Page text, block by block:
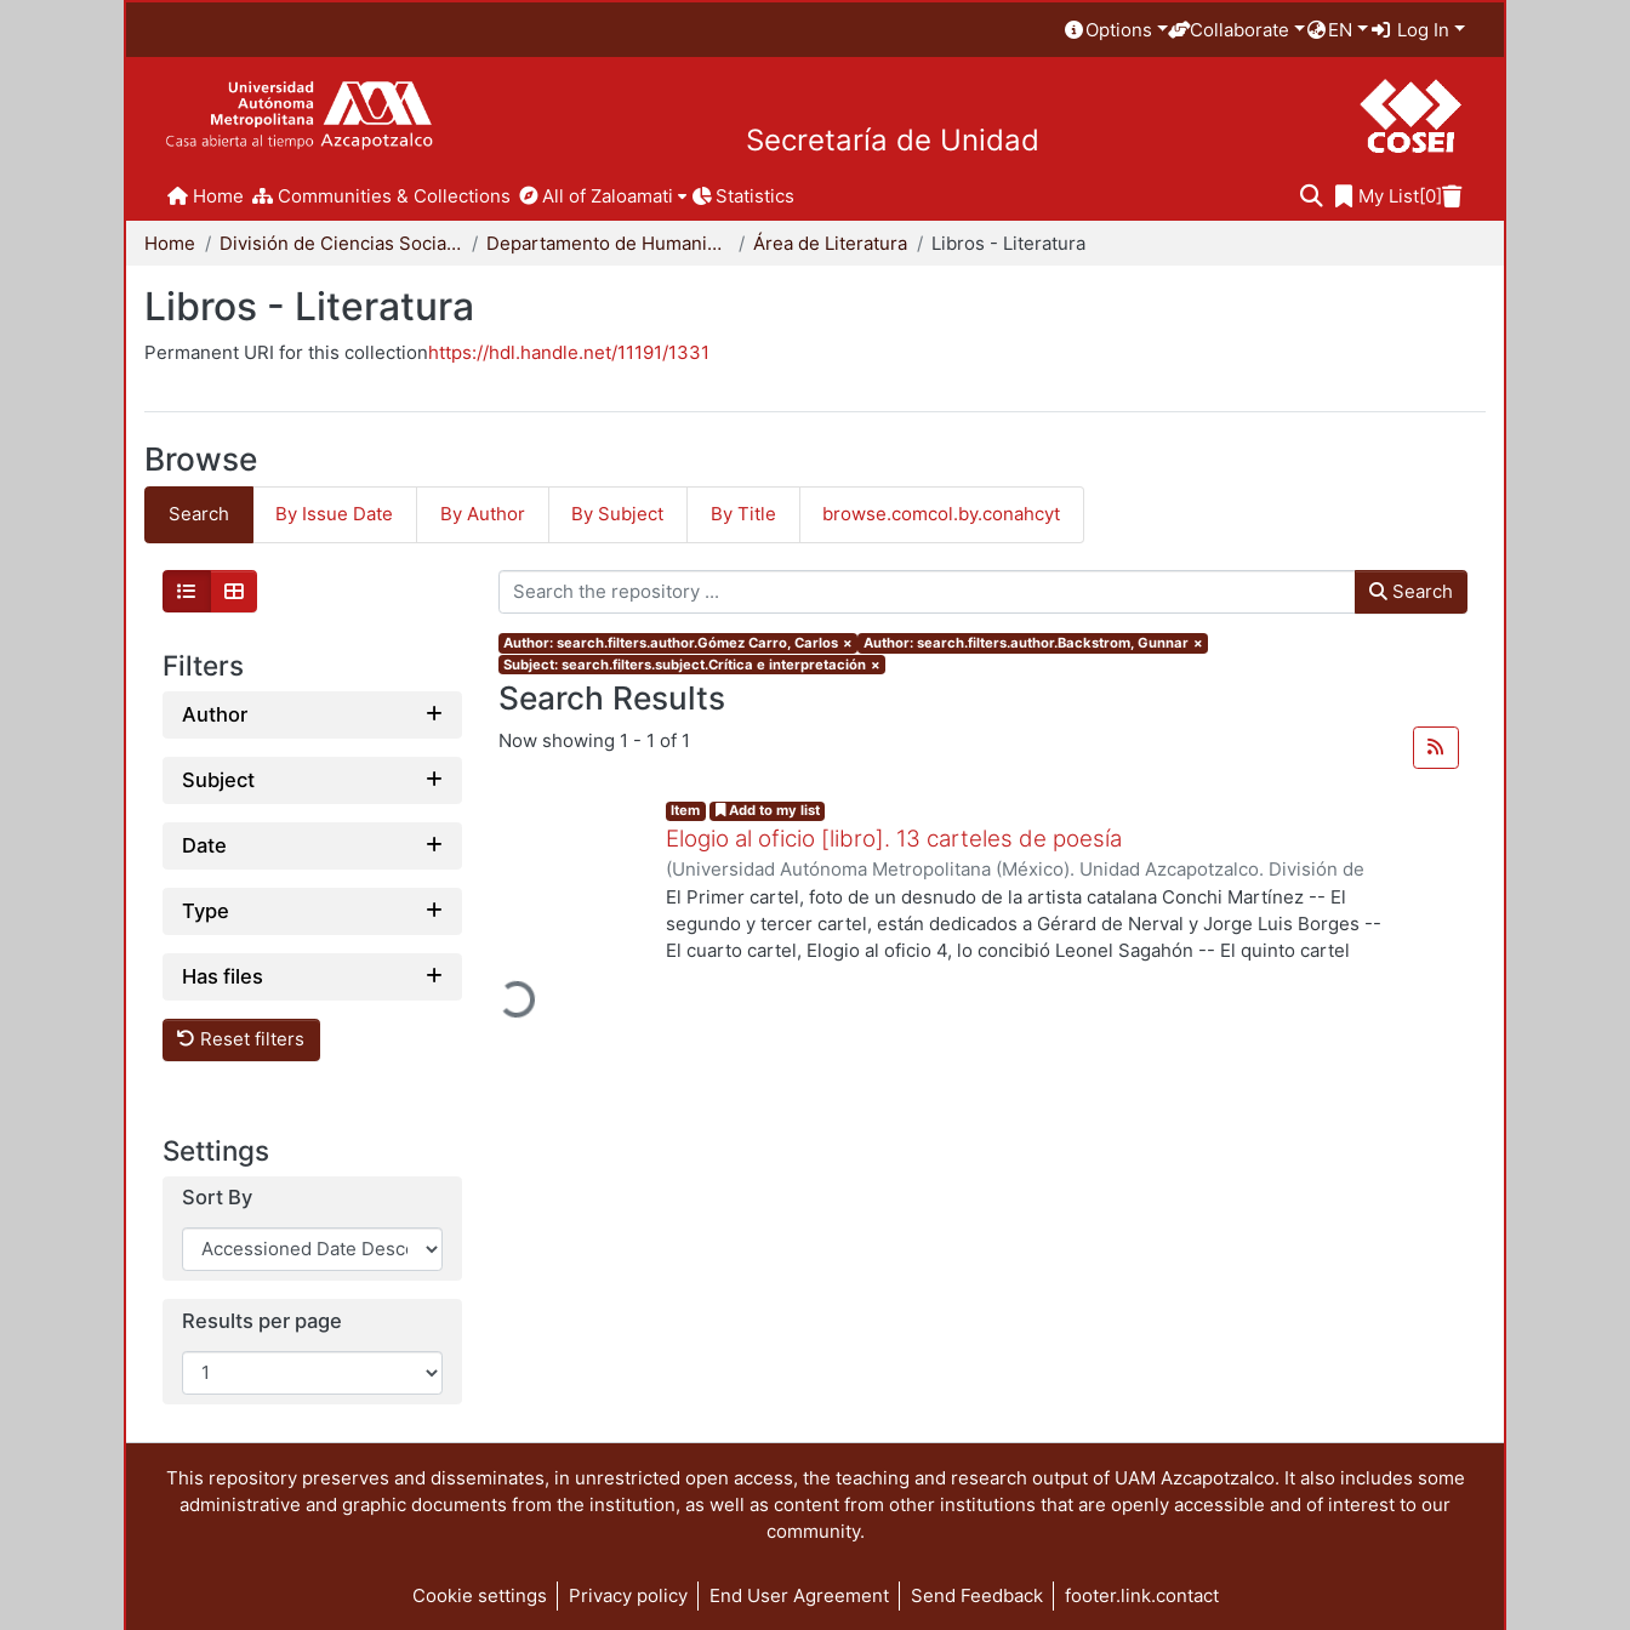
Options Collaborate EN Log In
Secretaría de Unidad
Home Communities & Collections All of Zaloamati Statistics My List[0]
Home División de Ciencias Sociales y Humanidades Departamento de Humanidades Área de Literatura Libros - Literatura
Libros - Literatura
Permanent URI for this collectionhttps://hdl.handle.net/11191/1331
Browse
Search By Issue Date By Author By Subject By Title browse.comcol.by.conahcyt
Filters
Author
Subject
Date
Type
Has files
Reset filters
Settings
Sort By
Results per page
Search
Author: search.filters.author.Gómez Carro, Carlos × Author: search.filters.author.Backstrom, Gunnar ×
Subject: search.filters.subject.Crítica e interpretación ×
Search Results
Now showing 1 - 1 of 1
Loading...
Item Add to my list
Elogio al oficio [libro]. 13 carteles de poesía
(Universidad Autónoma Metropolitana (México). Unidad Azcapotzalco. División de
Ciencias Sociales y Humanidades.,2013-01)Córdoba, Ramón;Segovia, Ramón;
López Aguilar, Enrique;Rémura, Adriano; Martré, Gonzalo;Backstrom, Gunnar;
Hiroko Ito Sugiyama, Gloria Josephine;López Moreno, Roberto; Maldonado López,
El Primer cartel, foto de un desnudo de la artista catalana Conchi Martínez -- El
segundo y tercer cartel, están dedicados a Gérard de Nerval y Jorge Luis Borges --
El cuarto cartel, Elogio al oficio 4, lo concibió Leonel Sagahón -- El quinto cartel
This repository preserves and disseminates, in unrestricted open access, the teaching and research output of UAM Azcapotzalco. It also includes some
administrative and graphic documents from the institution, as well as content from other institutions that are openly accessible and of interest to our
community.
Cookie settings Privacy policy End User Agreement Send Feedback footer.link.contact